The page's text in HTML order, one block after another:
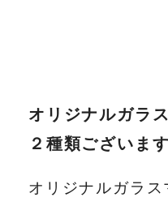
オリジナルガラ
２種類ございます
オリジナルガラ